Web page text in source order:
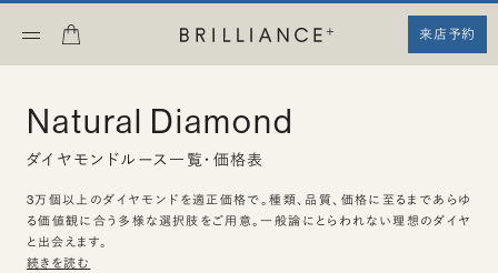
来店予約
Natural Diamond
ダイヤモンドルース一覧・価格表
3万個以上のダイヤモンドを適正価格で。種類、品質、価格に至るまであらゆ
る価値観に合う多様な選択肢をご用意。一般論にとらわれない理想のダイヤ
と出会えます。
続きを読む